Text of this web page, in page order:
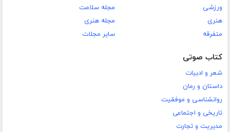
ورزشی
هنری
متفرقه
مجله سلامت
مجله هنری
سایر مجلات
کتاب صوتی
شعر و ادبیات
داستان و رمان
روانشناسی و موفقیت
تاریخی و اجتماعی
مدیریت و تجارت